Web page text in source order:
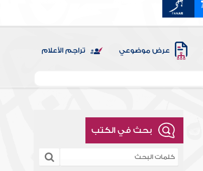
عرض موضوعي تراجم الأعلام
بحث في الكتب